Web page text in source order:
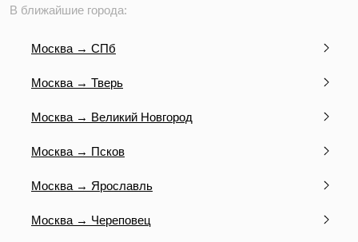
В ближайшие города:
Москва → СПб
Москва → Тверь
Москва → Великий Новгород
Москва → Псков
Москва → Ярославль
Москва → Череповец